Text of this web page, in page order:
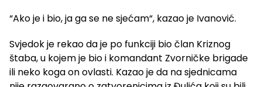
“Ako je i bio, ja ga se ne sjećam“, kazao je Ivanović.
Svjedok je rekao da je po funkciji bio član Kriznog
štaba, u kojem je bio i komandant Zvorničke brigade
ili neko koga on ovlasti. Kazao je da na sjednicama